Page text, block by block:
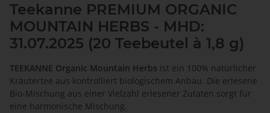
Teekanne PREMIUM ORGANIC
MOUNTAIN HERBS - MHD:
31.07.2025 (20 Teebeutel à 1,8 g)
TEEKANNE Organic Mountain Herbs ist ein 100% natürlicher
Kräutertee aus kontrolliert biologischem Anbau. Die erlesene
Bio-Mischung aus einer Vielzahl erlesener Zutaten sorgt für
eine harmonische Mischung.